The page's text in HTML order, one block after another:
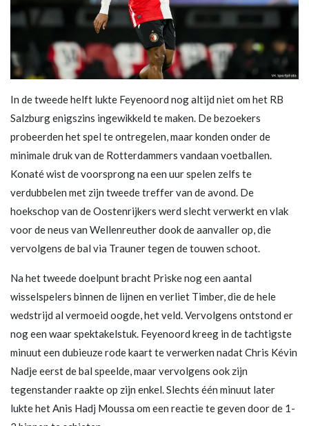
In de tweede helft lukte Feyenoord nog altijd niet om het RB
Salzburg enigszins ingewikkeld te maken. De bezoekers
probeerden het spel te ontregelen, maar konden onder de
minimale druk van de Rotterdammers vandaan voetballen.
Konaté wist de voorsprong na een uur spelen zelfs te
verdubbelen met zijn tweede treffer van de avond. De
hoekschop van de Oostenrijkers werd slecht verwerkt en vlak
voor de neus van Wellenreuther dook de aanvaller op, die
vervolgens de bal via Trauner tegen de touwen schoot.
Na het tweede doelpunt bracht Priske nog een aantal
wisselspelers binnen de lijnen en verliet Timber, die de hele
wedstrijd al vermoeid oogde, het veld. Vervolgens ontstond er
nog een waar spektakelstuk. Feyenoord kreeg in de tachtigste
minuut een dubieuze rode kaart te verwerken nadat Chris Kévin
Nadje eerst de bal speelde, maar vervolgens ook zijn
tegenstander raakte op zijn enkel. Slechts één minuut later
lukte het Anis Hadj Moussa om een reactie te geven door de 1-